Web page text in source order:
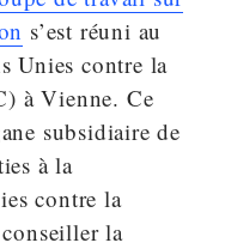
s’est réuni au
Unies contre la
à Vienne. Ce
subsidiaire de
à la
contre la
la